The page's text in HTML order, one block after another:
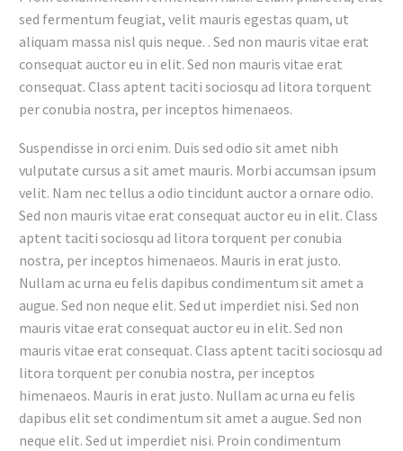
sed fermentum feugiat, velit mauris egestas quam, ut
aliquam massa nisl quis neque. . Sed non mauris vitae erat
consequat auctor eu in elit. Sed non mauris vitae erat
consequat. Class aptent taciti sociosqu ad litora torquent
per conubia nostra, per inceptos himenaeos.
Suspendisse in orci enim. Duis sed odio sit amet nibh
vulputate cursus a sit amet mauris. Morbi accumsan ipsum
velit. Nam nec tellus a odio tincidunt auctor a ornare odio.
Sed non mauris vitae erat consequat auctor eu in elit. Class
aptent taciti sociosqu ad litora torquent per conubia
nostra, per inceptos himenaeos. Mauris in erat justo.
Nullam ac urna eu felis dapibus condimentum sit amet a
augue. Sed non neque elit. Sed ut imperdiet nisi. Sed non
mauris vitae erat consequat auctor eu in elit. Sed non
mauris vitae erat consequat. Class aptent taciti sociosqu ad
litora torquent per conubia nostra, per inceptos
himenaeos. Mauris in erat justo. Nullam ac urna eu felis
dapibus elit set condimentum sit amet a augue. Sed non
neque elit. Sed ut imperdiet nisi. Proin condimentum